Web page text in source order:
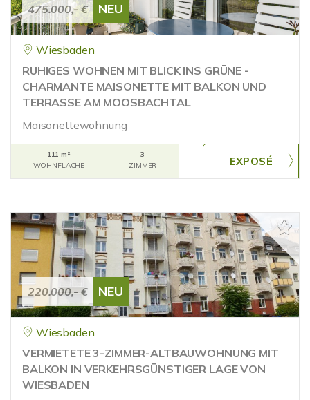
475.000,- € NEU
Wiesbaden
RUHIGES WOHNEN MIT BLICK INS GRÜNE -
CHARMANTE MAISONETTE MIT BALKON UND
TERRASSE AM MOOSBACHTAL
Maisonettewohnung
111 m²
WOHNFLÄCHE
3
ZIMMER
220.000,- € NEU
Wiesbaden
VERMIETETE 3-ZIMMER-ALTBAUWOHNUNG MIT
BALKON IN VERKEHRSGÜNSTIGER LAGE VON
WIESBADEN